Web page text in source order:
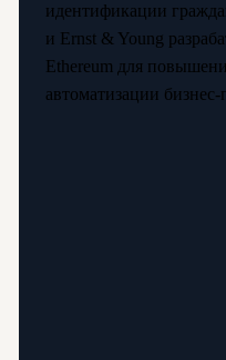
идентификации
и Ernst & Young
Ethereum для
автоматизации бизнес-